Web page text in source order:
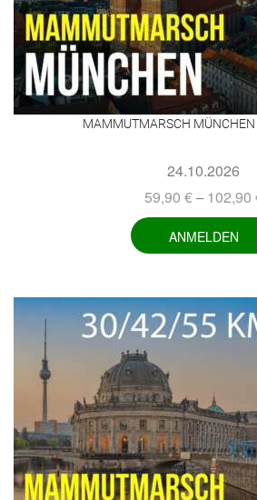
MAMMUTMARSCH
24.10.2026
59,90 € –102,90
ANMELDEN